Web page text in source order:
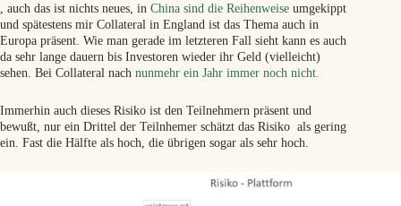
, auch das ist nichts neues, in China sind die Reihenweise umgekippt
und spätestens mir Collateral in England ist das Thema auch in
Europa präsent. Wie man gerade im letzteren Fall sieht kann es auch
da sehr lange dauern bis Investoren wieder ihr Geld (vielleicht)
sehen. Bei Collateral nach nunmehr ein Jahr immer noch nicht.
Immerhin auch dieses Risiko ist den Teilnehmern präsent und
bewußt, nur ein Drittel der Teilnhemer schätzt das Risiko als gering
ein. Fast die Hälfte als hoch, die übrigen sogar als sehr hoch.